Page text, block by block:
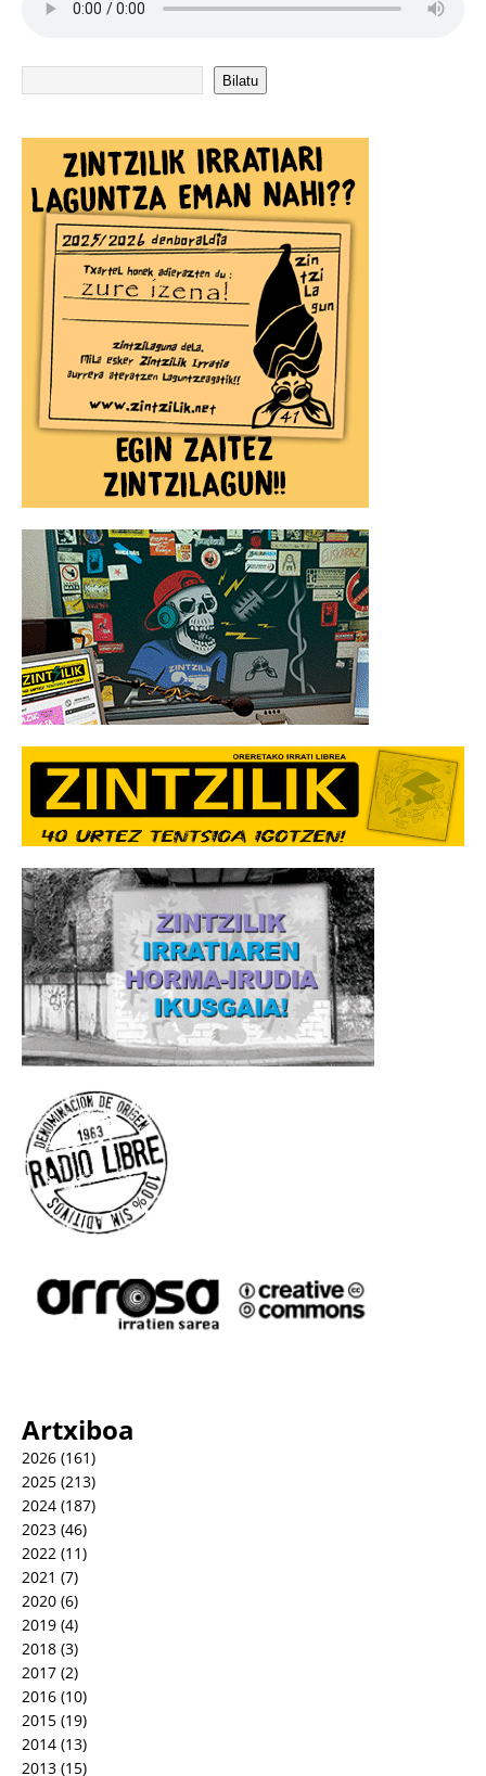
Bilatu
Artxiboa
2026 (161)
2025 (213)
2024 (187)
2023 (46)
2022 (11)
2021 (7)
2020 (6)
2019 (4)
2018 (3)
2017 (2)
2016 (10)
2015 (19)
2014 (13)
2013 (15)